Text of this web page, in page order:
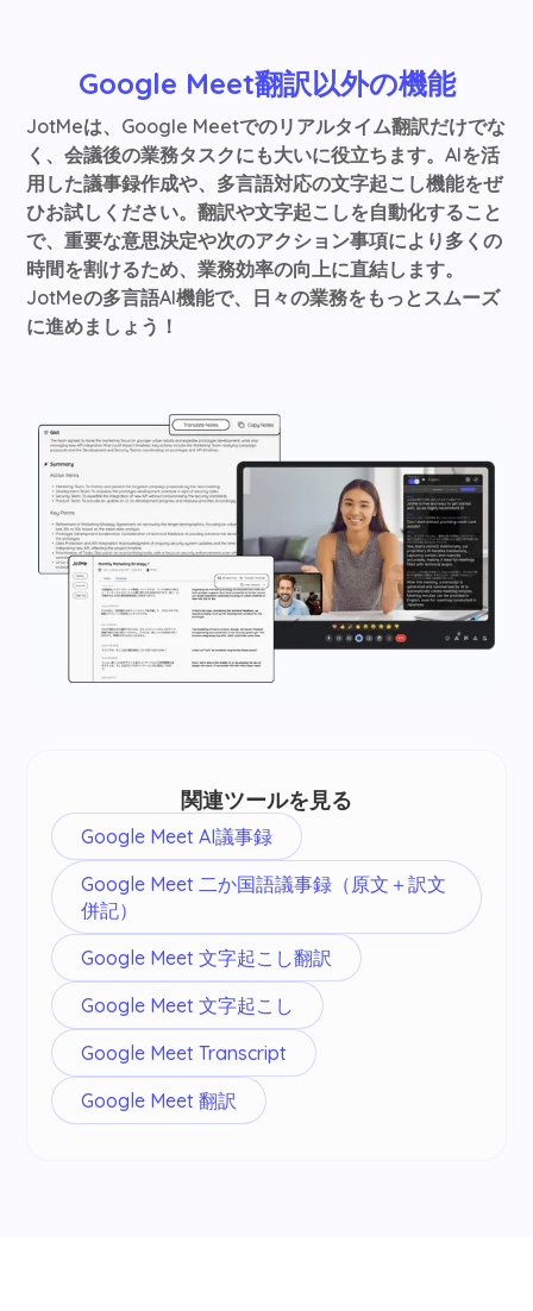
Google Meet翻訳以外の機能
JotMeは、Google Meetでのリアルタイム翻訳だけでな
く、会議後の業務タスクにも大いに役立ちます。AIを活
用した議事録作成や、多言語対応の文字起こし機能をぜ
ひお試しください。翻訳や文字起こしを自動化すること
で、重要な意思決定や次のアクション事項により多くの
時間を割けるため、業務効率の向上に直結します。
JotMeの多言語AI機能で、日々の業務をもっとスムーズ
に進めましょう！
関連ツールを見る
Google Meet AI議事録
Google Meet 二か国語議事録（原文＋訳文
併記）
Google Meet 文字起こし翻訳
Google Meet 文字起こし
Google Meet Transcript
Google Meet 翻訳